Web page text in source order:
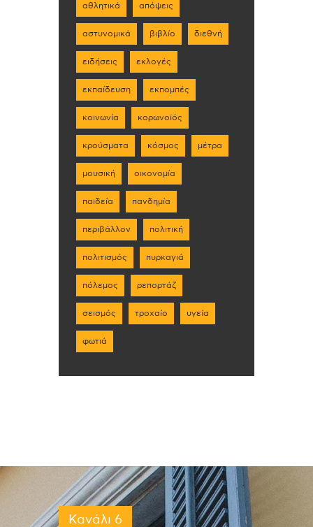
αθλητικά απόψεις
αστυνομικά βιβλίο διεθνή
ειδήσεις εκλογές
εκπαίδευση εκπομπές
κοινωνία κορωνοϊός
κρούσματα κόσμος μέτρα
μουσική οικονομία
παιδεία πανδημία
περιβάλλον πολιτική
πολιτισμός πυρκαγιά
πόλεμος ρεπορτάζ
σεισμός τροχαίο υγεία
φωτιά
Κανάλι 6